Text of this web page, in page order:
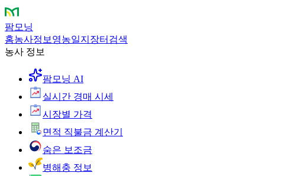
팜모닝
홈농사정보 영농일지 장터 검색
농사 정보
팜모닝 AI
실시간 경매 시세
시장별 가격
면적 직불금 계산기
숨은 보조금
병해충 정보